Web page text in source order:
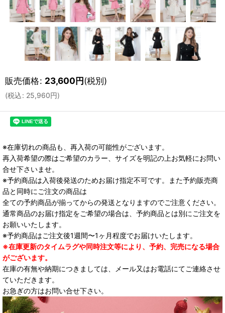
販売価格: 23,600円(税別)
(税込: 25,960円)
※在庫切れの商品も、再入荷の可能性がございます。
再入荷希望の際はご希望のカラー、サイズを明記の上お気軽にお問い
合せ下さいませ。
※予約商品は入荷後発送のためお届け指定不可です。また予約販売商
品と同時にご注文の商品は
全ての予約商品が揃ってからの発送となりますのでご注意ください。
通常商品のお届け指定をご希望の場合は、予約商品とは別にご注文を
お願いいたします。
※予約商品はご注文後1週間〜1ヶ月程度でお届けいたします。
※在庫更新のタイムラグや同時注文等により、予約、完売になる場合
がございます。
在庫の有無や納期につきましては、メール又はお電話にてご連絡させ
ていただきます。
お急ぎの方はお問い合せ下さい。